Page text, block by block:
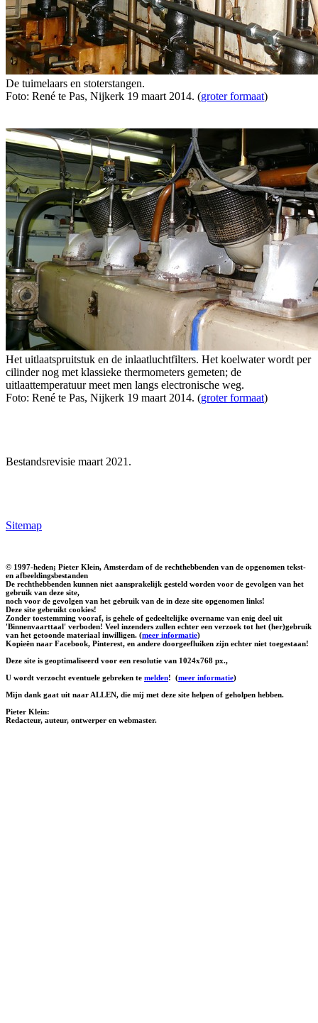
De tuimelaars en stoterstangen.
Foto: René te Pas, Nijkerk 19 maart 2014. (groter formaat)
Het uitlaatspruitstuk en de inlaatluchtfilters. Het koelwater wordt per
cilinder nog met klassieke thermometers gemeten; de
uitlaattemperatuur meet men langs electronische weg.
Foto: René te Pas, Nijkerk 19 maart 2014. (groter formaat)
Bestandsrevisie maart 2021.
Sitemap
© 1997-heden; Pieter Klein, Amsterdam of de rechthebbenden van de opgenomen tekst-
en afbeeldingsbestanden
De rechthebbenden kunnen niet aansprakelijk gesteld worden voor de gevolgen van het
gebruik van deze site,
noch voor de gevolgen van het gebruik van de in deze site opgenomen links!
Deze site gebruikt cookies!
Zonder toestemming vooraf, is gehele of gedeeltelijke overname van enig deel uit
'Binnenvaarttaal' verboden! Veel inzenders zullen echter een verzoek tot het (her)gebruik
van het getoonde materiaal inwilligen. (meer informatie)
Kopieën naar Facebook, Pinterest, en andere doorgeefluiken zijn echter niet toegestaan!
Deze site is geoptimaliseerd voor een resolutie van 1024x768 px.,
U wordt verzocht eventuele gebreken te melden! (meer informatie)
Mijn dank gaat uit naar ALLEN, die mij met deze site helpen of geholpen hebben.
Pieter Klein:
Redacteur, auteur, ontwerper en webmaster.